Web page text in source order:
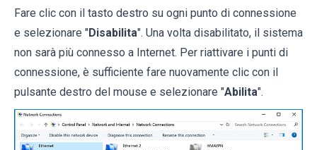
Fare clic con il tasto destro su ogni punto di connessione
e selezionare "Disabilita". Una volta disabilitato, il sistema
non sarà più connesso a Internet. Per riattivare i punti di
connessione, è sufficiente fare nuovamente clic con il
pulsante destro del mouse e selezionare "Abilita".